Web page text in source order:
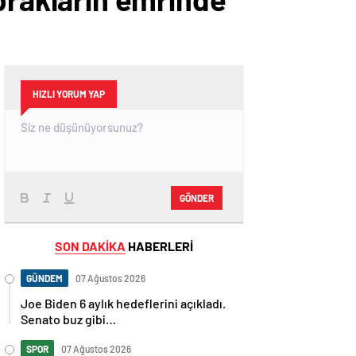
HIZLI YORUM YAP
GÖNDER
SON DAKİKA HABERLERİ
GÜNDEM 07 Ağustos 2026
Joe Biden 6 aylık hedeflerini açıkladı.
Senato buz gibi…
SPOR 07 Ağustos 2026